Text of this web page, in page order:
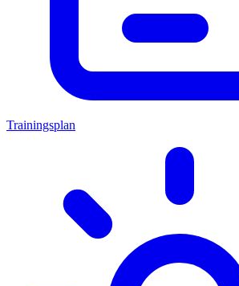
Trainingsplan